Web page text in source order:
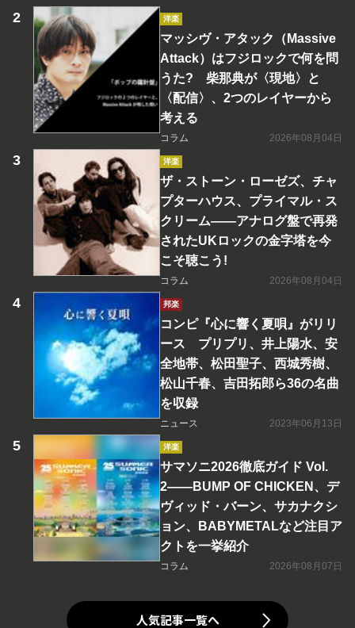
洋楽
マッシヴ・アタック（Massive
Attack）はフジロックで何を問
うた? 柴那典が〈現地〉と
〈配信〉、2つのレイヤーから
考える
コラム 2026年08月04日
洋楽
ザ・ストーン・ローゼズ、チャ
プターハウス、プライマル・ス
クリーム――アナログ盤で再発
されたUKロックの金字塔を今
こそ聴こう!
コラム 2026年08月04日
邦楽
コンピ『心に響く夏唄』がリリ
ース プリプリ、井上陽水、安
全地帯、松田聖子、西城秀樹、
松山千春、吉田拓郎ら36の名曲
を収録
ニュース 2023年06月13日
洋楽
サマソニ2026徹底ガイド Vol.
2――BUMP OF CHICKEN、デ
ヴィッド・バーン、サカナクシ
ョン、BABYMETALなど注目ア
クトを一挙紹介
コラム 2026年08月07日
人気記事一覧へ